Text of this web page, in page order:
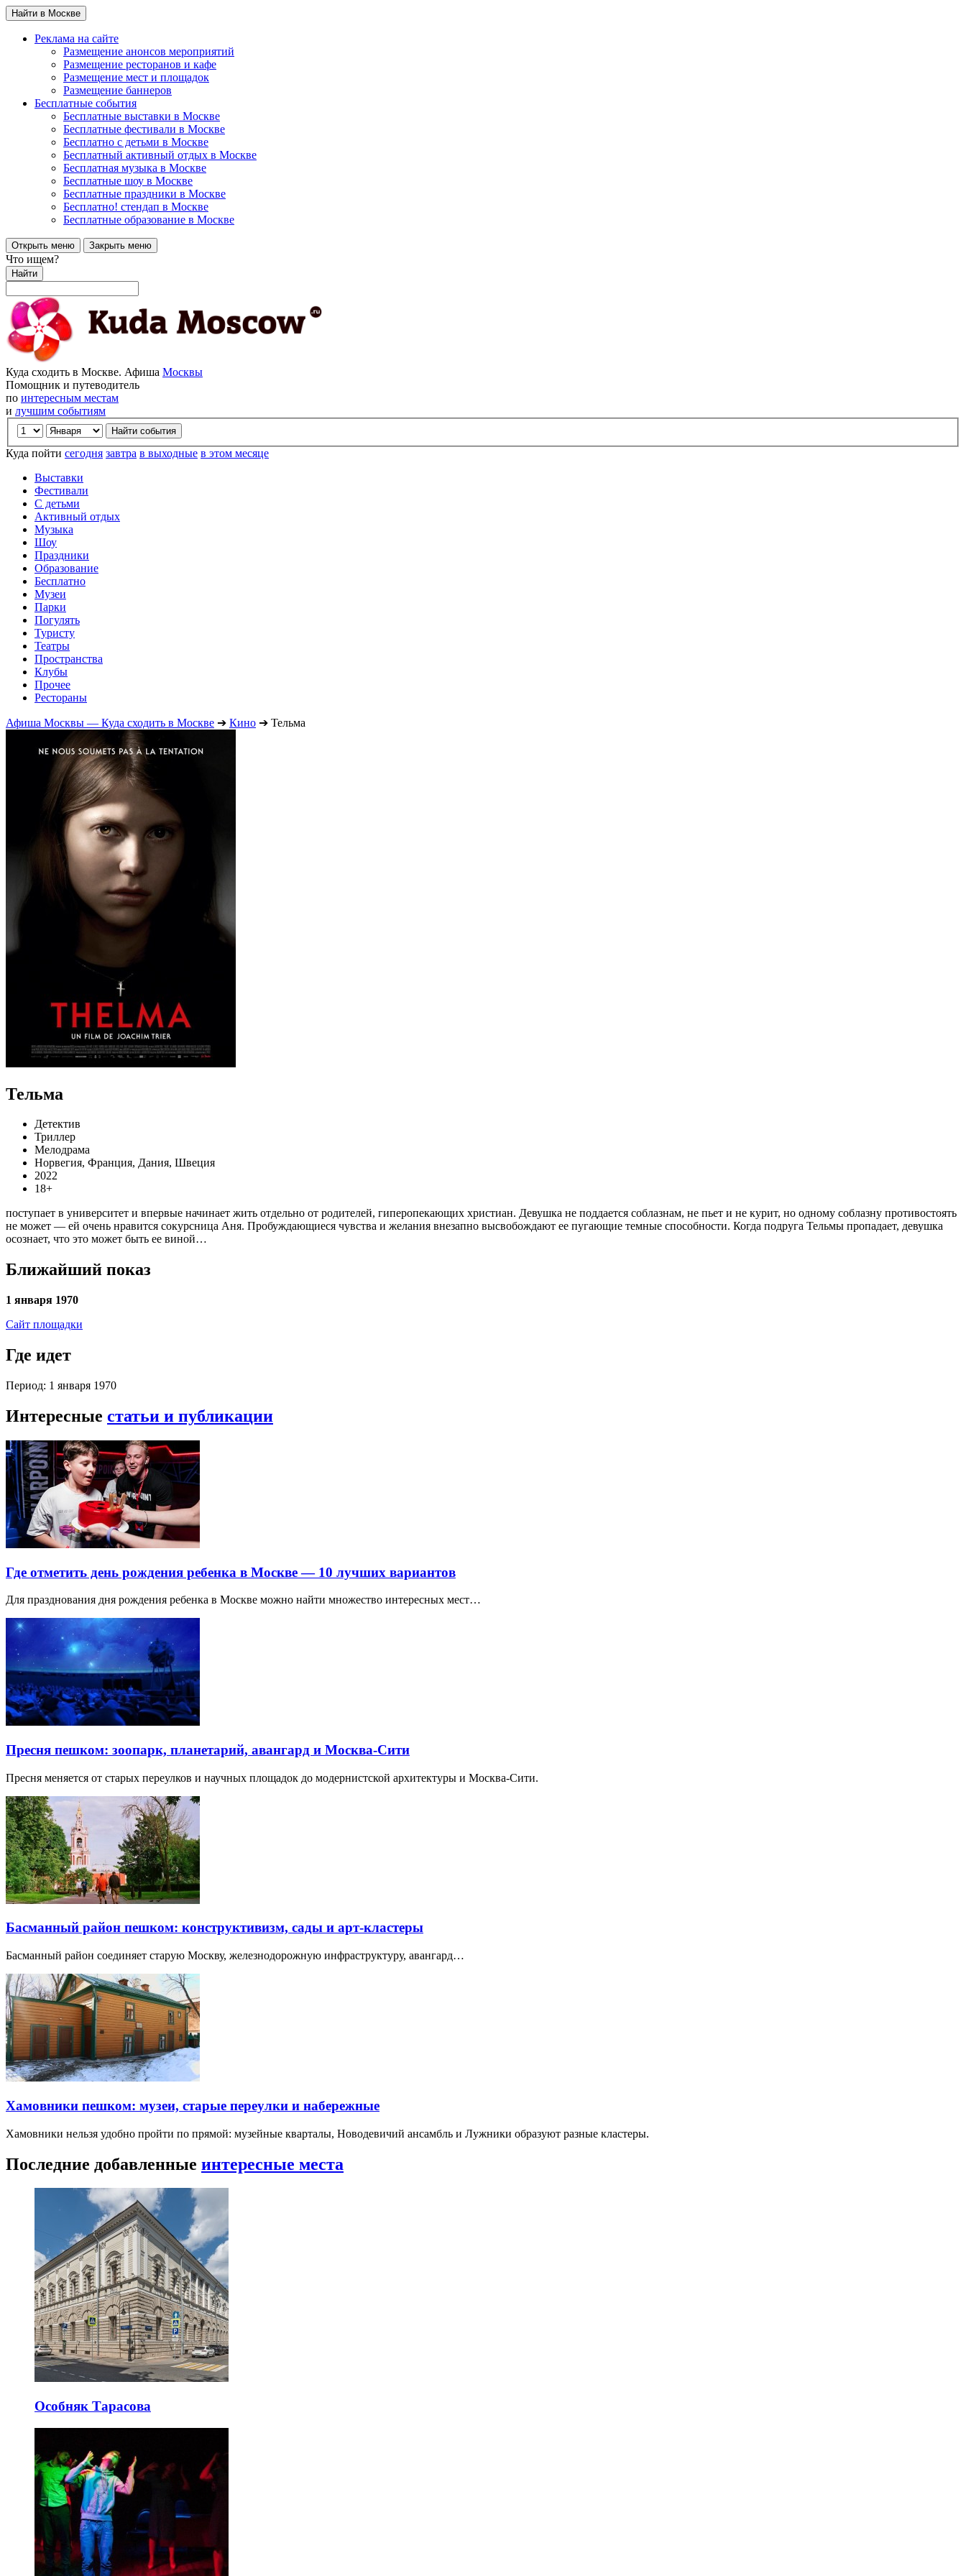
Найти в Москве
Реклама на сайте
Размещение анонсов мероприятий
Размещение ресторанов и кафе
Размещение мест и площадок
Размещение баннеров
Бесплатные события
Бесплатные выставки в Москве
Бесплатные фестивали в Москве
Бесплатно с детьми в Москве
Бесплатный активный отдых в Москве
Бесплатная музыка в Москве
Бесплатные шоу в Москве
Бесплатные праздники в Москве
Бесплатно! стендап в Москве
Бесплатные образование в Москве
Открыть меню Закрыть меню
Что ищем?
Найти
Куда сходить в Москве. Афиша Москвы
Помощник и путеводитель
по интересным местам
и лучшим событиям
Куда пойти сегодня завтра в выходные в этом месяце
Выставки
Фестивали
С детьми
Активный отдых
Музыка
Шоу
Праздники
Образование
Бесплатно
Музеи
Парки
Погулять
Туристу
Театры
Пространства
Клубы
Прочее
Рестораны
Афиша Москвы — Куда сходить в Москве ➔ Кино ➔ Тельма
Тельма
Детектив
Триллер
Мелодрама
Норвегия, Франция, Дания, Швеция
2022
18+
поступает в университет и впервые начинает жить отдельно от родителей, гиперопекающих христиан. Девушка не поддается соблазнам, не пьет и не курит, но одному соблазну противостоять
не может — ей очень нравится сокурсница Аня. Пробуждающиеся чувства и желания внезапно высвобождают ее пугающие темные способности. Когда подруга Тельмы пропадает, девушка
осознает, что это может быть ее виной…
Ближайший показ
1 января 1970
Сайт площадки
Где идет
Период: 1 января 1970
Интересные статьи и публикации
Где отметить день рождения ребенка в Москве — 10 лучших вариантов
Для празднования дня рождения ребенка в Москве можно найти множество интересных мест…
Пресня пешком: зоопарк, планетарий, авангард и Москва-Сити
Пресня меняется от старых переулков и научных площадок до модернистской архитектуры и Москва-Сити.
Басманный район пешком: конструктивизм, сады и арт-кластеры
Басманный район соединяет старую Москву, железнодорожную инфраструктуру, авангард…
Хамовники пешком: музеи, старые переулки и набережные
Хамовники нельзя удобно пройти по прямой: музейные кварталы, Новодевичий ансамбль и Лужники образуют разные кластеры.
Последние добавленные интересные места
Особняк Тарасова